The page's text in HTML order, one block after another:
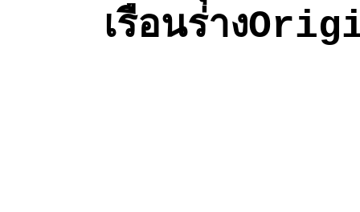
เรือนร่าง